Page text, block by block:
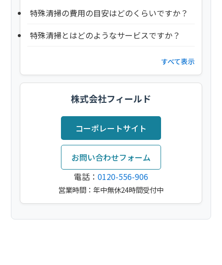
特殊清掃の費用の目安はどのくらいですか？
特殊清掃とはどのようなサービスですか？
すべて表示
株式会社フィールド
コーポレートサイト
お問い合わせフォーム
電話： 0120-556-906
営業時間：年中無休24時間受付中